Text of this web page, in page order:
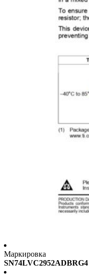
Маркировка
SN74LVC2952ADBRG4